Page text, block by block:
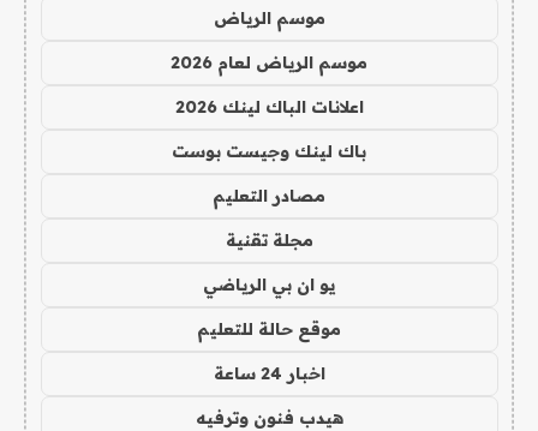
موسم الرياض
موسم الرياض لعام 2026
اعلانات الباك لينك 2026
باك لينك وجيست بوست
مصادر التعليم
مجلة تقنية
يو ان بي الرياضي
موقع حالة للتعليم
اخبار 24 ساعة
هيدب فنون وترفيه